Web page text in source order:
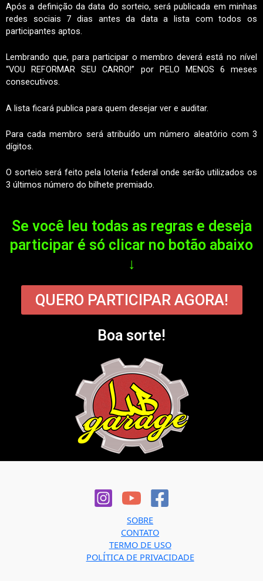
Após a definição da data do sorteio, será publicada em minhas
redes sociais 7 dias antes da data a lista com todos os
participantes aptos.
Lembrando que, para participar o membro deverá está no nível
“VOU REFORMAR SEU CARRO!” por PELO MENOS 6 meses
consecutivos.
A lista ficará publica para quem desejar ver e auditar.
Para cada membro será atribuído um número aleatório com 3
dígitos.
O sorteio será feito pela loteria federal onde serão utilizados os
3 últimos número do bilhete premiado.
Se você leu todas as regras e deseja
participar é só clicar no botão abaixo
↓
QUERO PARTICIPAR AGORA!
Boa sorte!
SOBRE
CONTATO
TERMO DE USO
POLÍTICA DE PRIVACIDADE